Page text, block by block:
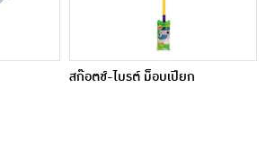
สก๊อตช์-ไบรต์ ม็อบเปียก